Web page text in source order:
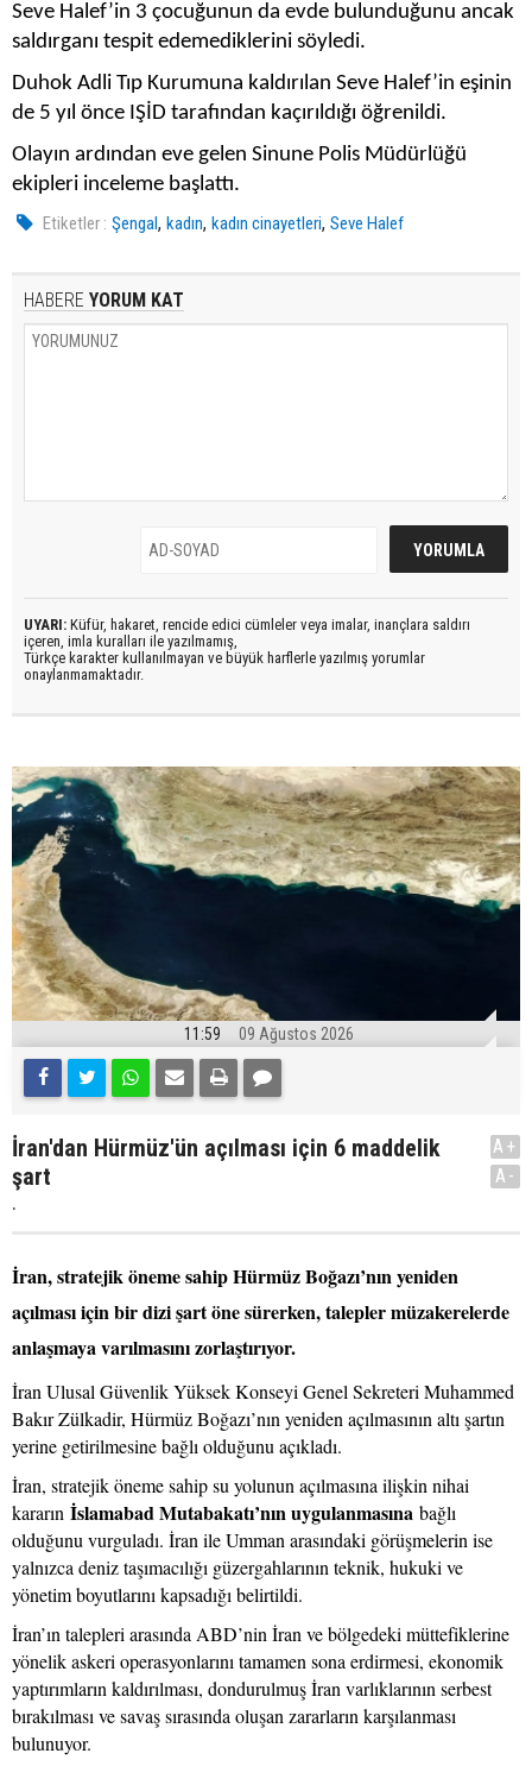
Seve Halef’in 3 çocuğunun da evde bulunduğunu ancak
saldırganı tespit edemediklerini söyledi.
Duhok Adli Tıp Kurumuna kaldırılan Seve Halef’in eşinin
de 5 yıl önce IŞİD tarafından kaçırıldığı öğrenildi.
Olayın ardından eve gelen Sinune Polis Müdürlüğü
ekipleri inceleme başlattı.
Etiketler : Şengal,kadın,kadın cinayetleri,Seve Halef
HABERE YORUM KAT
UYARI: Küfür, hakaret, rencide edici cümleler veya imalar, inançlara saldırı
içeren, imla kuralları ile yazılmamış,
Türkçe karakter kullanılmayan ve büyük harflerle yazılmış yorumlar
onaylanmamaktadır.
11:59 09 Ağustos 2026
İran'dan Hürmüz'ün açılması için 6 maddelik
şart
.
A+
A-
İran, stratejik öneme sahip Hürmüz Boğazı’nın yeniden
açılması için bir dizi şart öne sürerken, talepler müzakerelerde
anlaşmaya varılmasını zorlaştırıyor.
İran Ulusal Güvenlik Yüksek Konseyi Genel Sekreteri Muhammed
Bakır Zülkadir, Hürmüz Boğazı’nın yeniden açılmasının altı şartın
yerine getirilmesine bağlı olduğunu açıkladı.
İran, stratejik öneme sahip su yolunun açılmasına ilişkin nihai
kararın İslamabad Mutabakatı’nın uygulanmasına bağlı
olduğunu vurguladı. İran ile Umman arasındaki görüşmelerin ise
yalnızca deniz taşımacılığı güzergahlarının teknik, hukuki ve
yönetim boyutlarını kapsadığı belirtildi.
İran’ın talepleri arasında ABD’nin İran ve bölgedeki müttefiklerine
yönelik askeri operasyonlarını tamamen sona erdirmesi, ekonomik
yaptırımların kaldırılması, dondurulmuş İran varlıklarının serbest
bırakılması ve savaş sırasında oluşan zararların karşılanması
bulunuyor.